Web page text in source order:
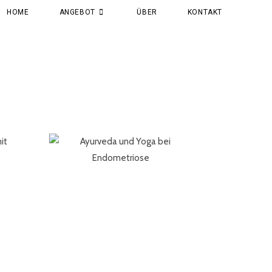
HOME ANGEBOT ÜBER KONTAKT